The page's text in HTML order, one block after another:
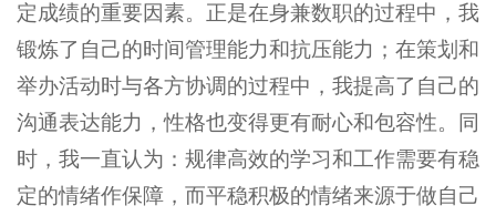
定成绩的重要因素。正是在身兼数职的过程中，我
锻炼了自己的时间管理能力和抗压能力；在策划和
举办活动时与各方协调的过程中，我提高了自己的
沟通表达能力，性格也变得更有耐心和包容性。同
时，我一直认为：规律高效的学习和工作需要有稳
定的情绪作保障，而平稳积极的情绪来源于做自己